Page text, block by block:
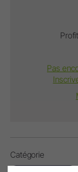
Pas
Catégorie